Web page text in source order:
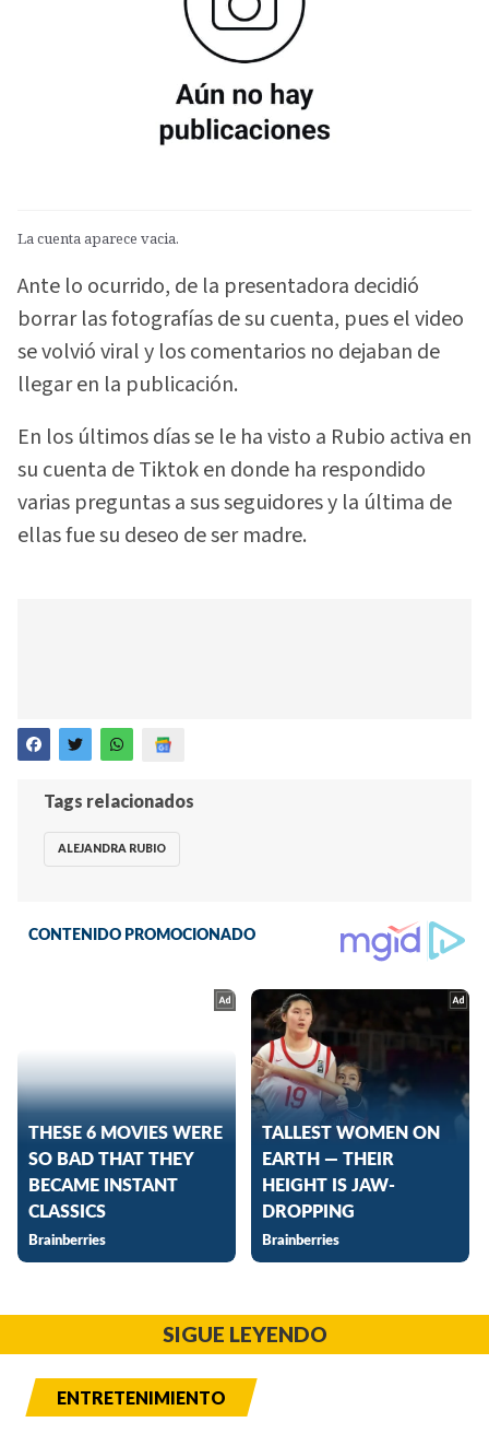
La cuenta aparece vacia.
Ante lo ocurrido, de la presentadora decidió
borrar las fotografías de su cuenta, pues el video
se volvió viral y los comentarios no dejaban de
llegar en la publicación.
En los últimos días se le ha visto a Rubio activa en
su cuenta de Tiktok en donde ha respondido
varias preguntas a sus seguidores y la última de
ellas fue su deseo de ser madre.
Tags relacionados
ALEJANDRA RUBIO
SIGUE LEYENDO
ENTRETENIMIENTO